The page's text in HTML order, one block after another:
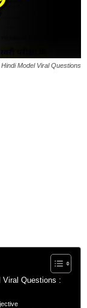
Model Viral Questions
Viral Questions :